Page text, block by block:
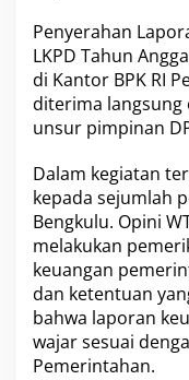
Penyerahan
LKPD Tahun
di Kantor BPK RI
diterima langsung
unsur pimpinan
Dalam kegiatan
kepada sejumlah
Bengkulu. Opini
melakukan
keuangan
dan ketentuan
bahwa laporan
wajar sesuai
Pemerintahan.